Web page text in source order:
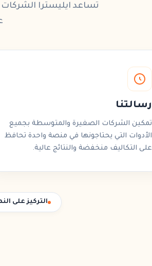
تساعد ايليسترا الشركات
رسالتنا
تمكين الشركات الصغيرة والمتوسطة بجميع
الأدوات التي يحتاجونها في منصة واحدة تحافظ
على التكاليف منخفضة والنتائج عالية.
التركيز على